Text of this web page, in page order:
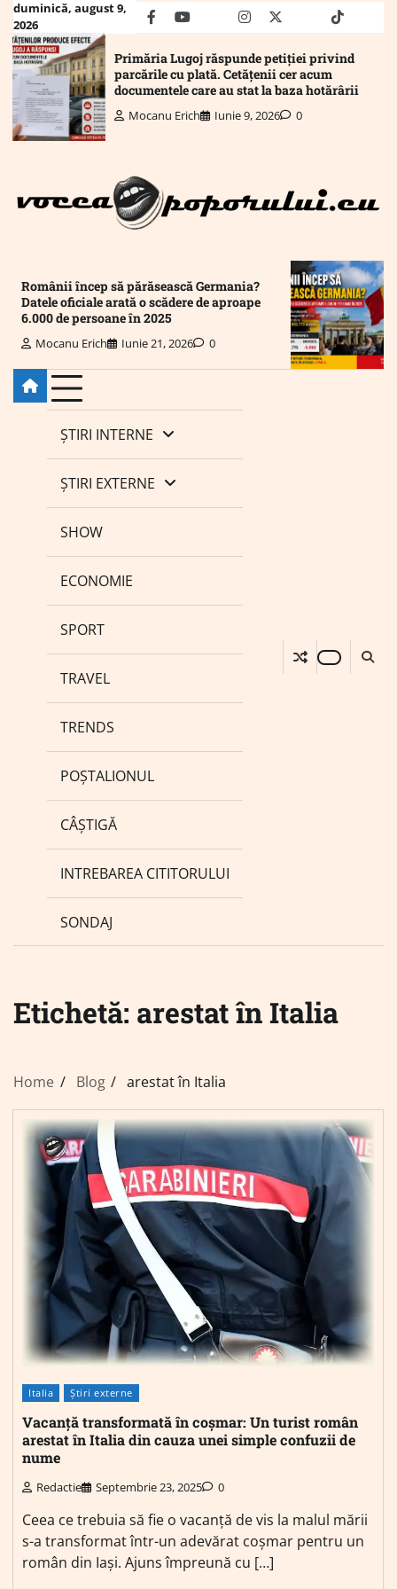
Skip
content
duminică, august 9,
2026
facebookyoutubeMailinstagram
twitter truthtiktok
Primăria Lugoj răspunde petiției privind
parcările cu plată. Cetățenii cer acum
documentele care au stat la baza hotărârii
Mocanu Erich Iunie 9, 2026 0
Românii încep să părăsească Germania?
Datele oficiale arată o scădere de aproape
6.000 de persoane în 2025
Mocanu Erich Iunie 21, 2026 0
ȘTIRI INTERNE
ȘTIRI EXTERNE
SHOW
ECONOMIE
SPORT
TRAVEL
TRENDS
POȘTALIONUL
CÂȘTIGĂ
INTREBAREA CITITORULUI
SONDAJ
Etichetă: arestat în Italia
Home Blog arestat în Italia
Italia Știri externe
Vacanță transformată în coșmar: Un turist român
arestat în Italia din cauza unei simple confuzii de
nume
Redactie Septembrie 23, 2025 0
Ceea ce trebuia să fie o vacanță de vis la malul mării
s-a transformat într-un adevărat coșmar pentru un
român din Iași. Ajuns împreună cu […]